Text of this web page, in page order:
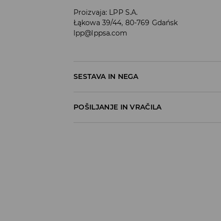
Proizvaja: LPP S.A.
Łąkowa 39/44, 80-769 Gdańsk
lpp@lppsa.com
SESTAVA IN NEGA
POŠILJANJE IN VRAČILA